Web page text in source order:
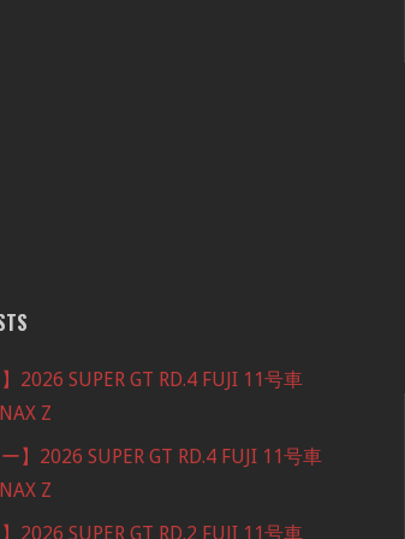
2026 SUPER GT RD.4 FUJI 11号車
Z
】2026 SUPER GT RD.4 FUJI 11号車
Z
2026 SUPER GT RD.2 FUJI 11号車